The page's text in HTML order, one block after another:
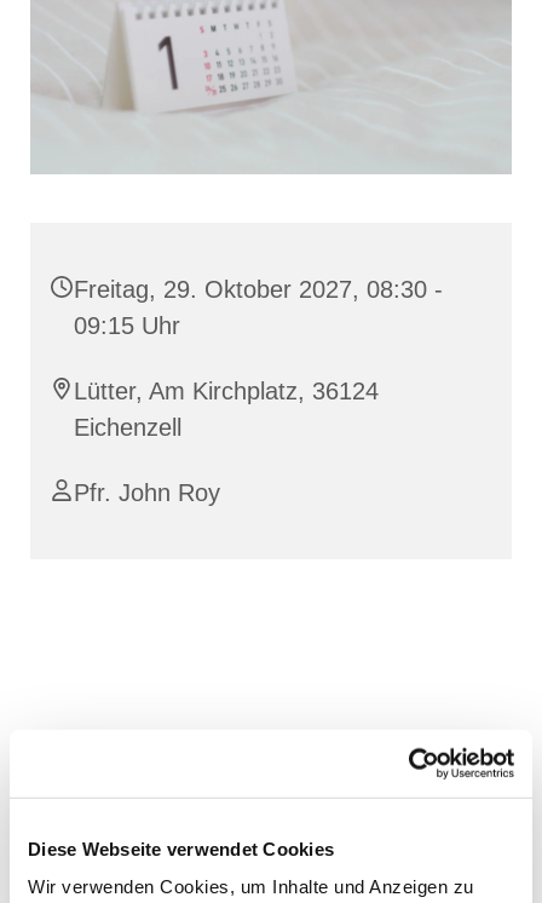
Diese Webseite verwendet Cookies
Wir verwenden Cookies, um Inhalte und Anzeigen zu
Freitag, 29. Oktober 2027, 08:30 -
09:15 Uhr
Lütter, Am Kirchplatz, 36124
Eichenzell
Pfr. John Roy